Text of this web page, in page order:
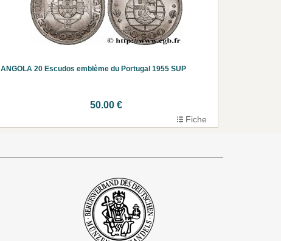
ANGOLA 20 Escudos emblème du Portugal 1955 SUP
50.00 €
Fiche